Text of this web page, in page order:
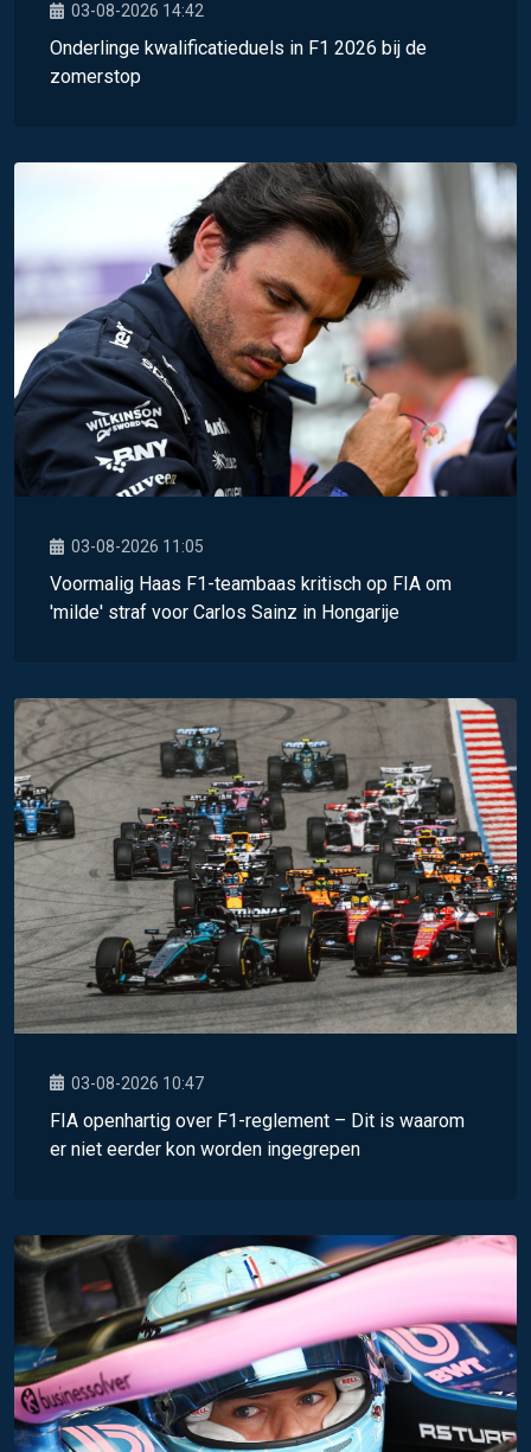
03-08-2026 14:42
Onderlinge kwalificatieduels in F1 2026 bij de
zomerstop
03-08-2026 11:05
Voormalig Haas F1-teambaas kritisch op FIA om
'milde' straf voor Carlos Sainz in Hongarije
03-08-2026 10:47
FIA openhartig over F1-reglement – Dit is waarom
er niet eerder kon worden ingegrepen